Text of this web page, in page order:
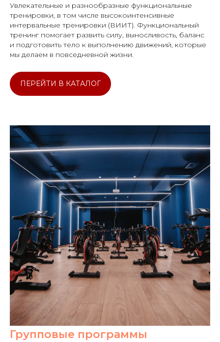
Увлекательные и разнообразные функциональные
тренировки, в том числе высокоинтенсивные
интервальные тренировки (ВИИТ). Функциональный
тренинг помогает развить силу, выносливость, баланс
и подготовить тело к выполнению движений, которые
мы делаем в повседневной жизни.
ПЕРЕЙТИ В КАТАЛОГ
Групповые программы